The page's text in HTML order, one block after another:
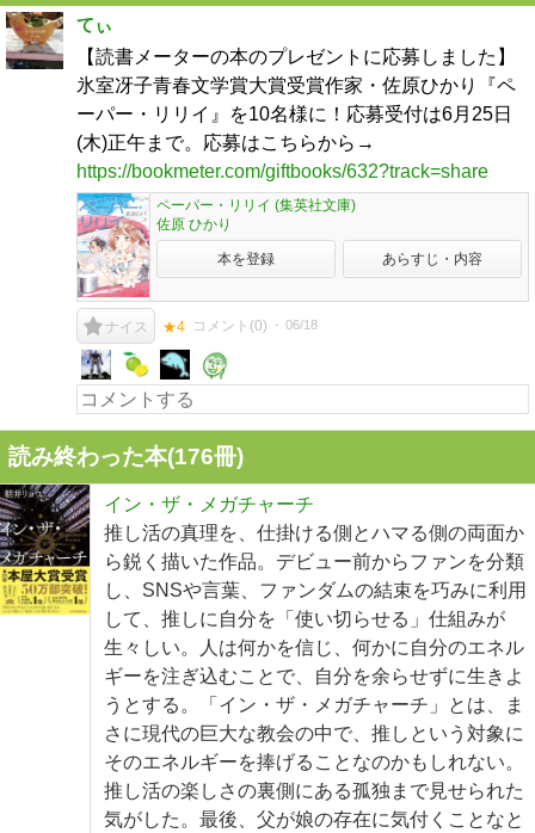
てぃ
【読書メーターの本のプレゼントに応募しました】
氷室冴子青春文学賞大賞受賞作家・佐原ひかり『ペ
ーパー・リリイ』を10名様に！応募受付は6月25日
(木)正午まで。応募はこちらから→
https://bookmeter.com/giftbooks/632?track=share
ペーパー・リリイ (集英社文庫)
佐原 ひかり
本を登録 あらすじ・内容
ナイス ★4 コメント(0) 06/18
読み終わった本(176冊)
イン・ザ・メガチャーチ
推し活の真理を、仕掛ける側とハマる側の両面か
ら鋭く描いた作品。デビュー前からファンを分類
し、SNSや言葉、ファンダムの結束を巧みに利用
して、推しに自分を「使い切らせる」仕組みが
生々しい。人は何かを信じ、何かに自分のエネル
ギーを注ぎ込むことで、自分を余らせずに生きよ
うとする。「イン・ザ・メガチャーチ」とは、ま
さに現代の巨大な教会の中で、推しという対象に
そのエネルギーを捧げることなのかもしれない。
推し活の楽しさの裏側にある孤独まで見せられた
気がした。最後、父が娘の存在に気付くことなと